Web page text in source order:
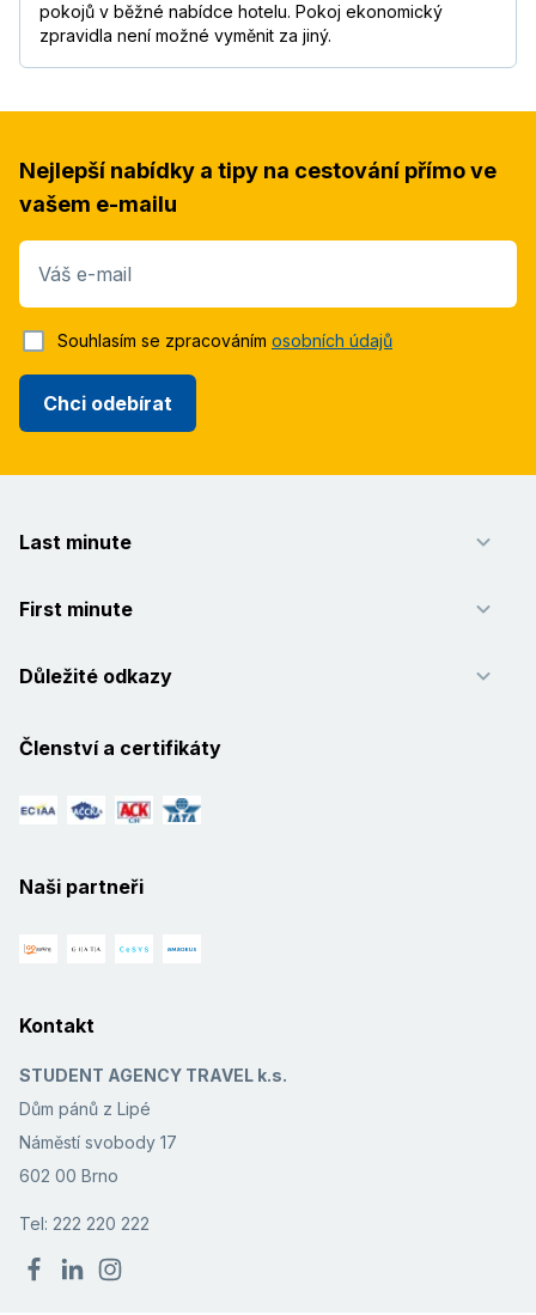
pokojů v běžné nabídce hotelu. Pokoj ekonomický
zpravidla není možné vyměnit za jiný.
Nejlepší nabídky a tipy na cestování přímo ve
vašem e-mailu
Váš e-mail
Chci odebírat
Souhlasím se zpracováním osobních údajů
Last minute
First minute
Důležité odkazy
Členství a certifikáty
Naši partneři
Kontakt
STUDENT AGENCY TRAVEL k.s.
Dům pánů z Lipé
Náměstí svobody 17
602 00 Brno
Tel: 222 220 222